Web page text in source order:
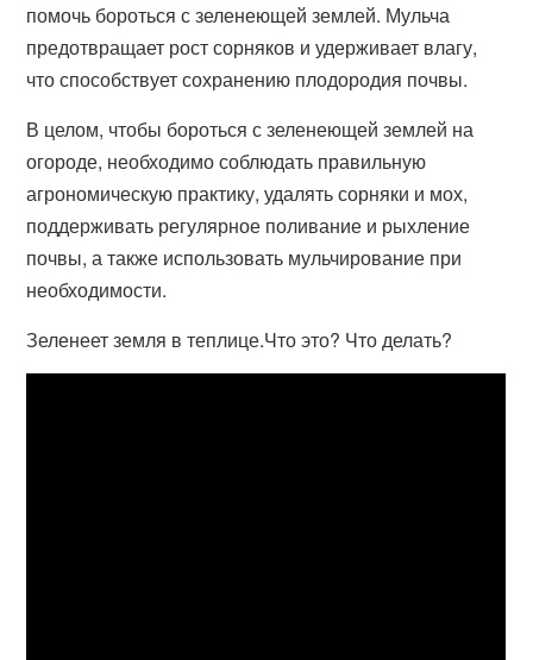
помочь бороться с зеленеющей землей. Мульча
предотвращает рост сорняков и удерживает влагу,
что способствует сохранению плодородия почвы.
В целом, чтобы бороться с зеленеющей землей на
огороде, необходимо соблюдать правильную
агрономическую практику, удалять сорняки и мох,
поддерживать регулярное поливание и рыхление
почвы, а также использовать мульчирование при
необходимости.
Зеленеет земля в теплице.Что это? Что делать?